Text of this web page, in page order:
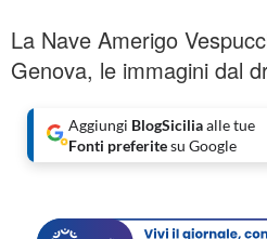
La Nave Amerigo
Genova, le immagini dal
Aggiungi BlogSiciliaalle tue
Fonti preferitesu Google